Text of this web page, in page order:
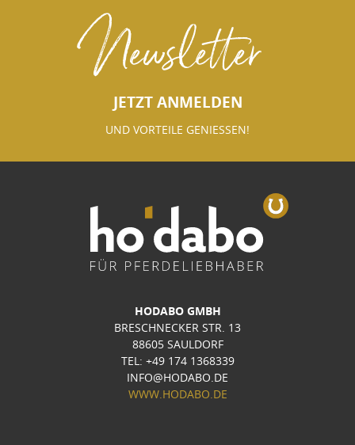
Newsletter
JETZT ANMELDEN
UND VORTEILE GENIESSEN!
HODABO GMBH
BRESCHNECKER STR. 13
88605 SAULDORF
TEL: +49 174 1368339
INFO@HODABO.DE
WWW.HODABO.DE